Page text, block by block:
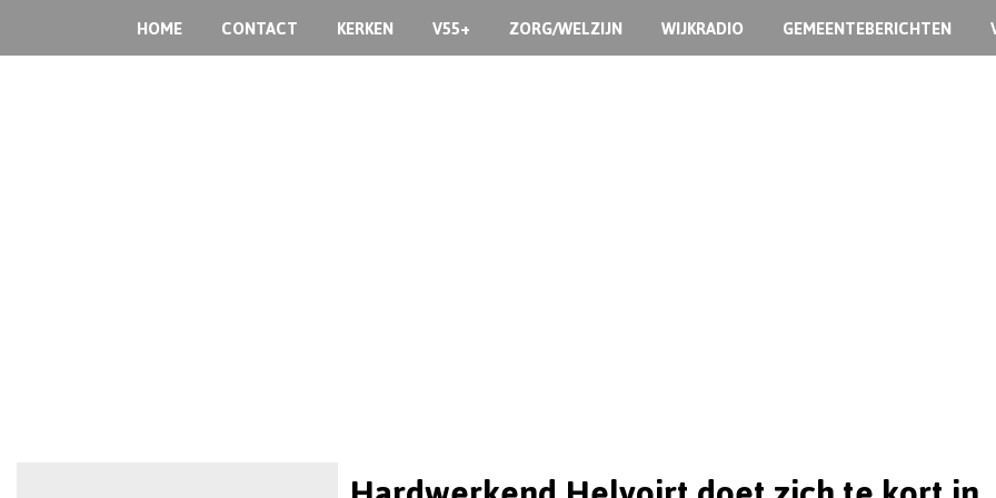
HOME CONTACT KERKEN V55+ ZORG/WELZIJN WIJKRADIO GEMEENTEBERICHTEN